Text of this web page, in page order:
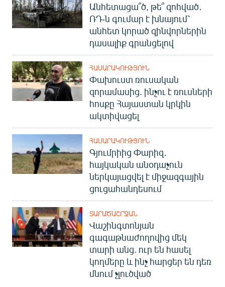
Անհետացա՞ծ, թե՞ զոհված․
ՌԴ-ն գումար է խնայում՝
անհետ կորած զինվորներին
դասալիք գրանցելով
ՀԱՍԱՐԱԿՈՒԹՅՈՒՆ
Փախուստ ռուսական
զորամասից. ինչու է ռուսների
հոսքը Հայաստան կրկին
ակտիվացել
ՀԱՍԱՐԱԿՈՒԹՅՈՒՆ
Գյումրիից Փարիզ․
հայկական անօդաչուն
ներկայացվել է միջազգային
ցուցահանդեսում
ՏԱՐԱԾԱՇՐՋԱՆ
Վաշինգտոնյան
գագաթնաժողովից մեկ
տարի անց. ուր են հասել
կողմերը և ինչ հարցեր են դեռ
մնում չլուծված